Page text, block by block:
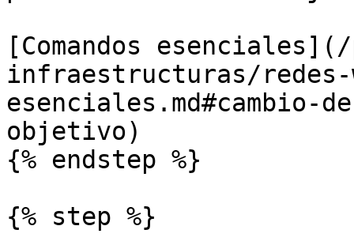
[Comandos
infraestructuras/redes-
esenciales.md#cambio-
objetivo)
{% endstep %}
{% step %}